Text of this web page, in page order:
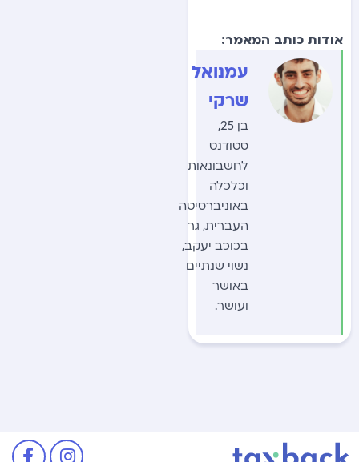
אודות כותב המאמר:
עמנואל
שרקי
בן 25,
סטודנט
לחשבונאות
וכלכלה
באוניברסיטה
העברית, גר
בכוכב יעקב,
נשוי שנתיים
באושר
ועושר.